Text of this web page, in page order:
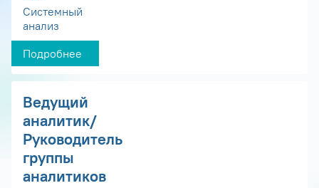
Системный
анализ
Подробнее
Ведущий
аналитик/
Руководитель
группы
аналитиков